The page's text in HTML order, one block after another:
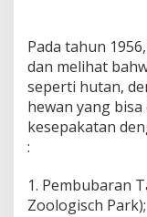
Pada tahun
dan melihat
seperti hutan,
hewan yang
kesepakatan
:
1. Pembubaran
Zoologisch Park);